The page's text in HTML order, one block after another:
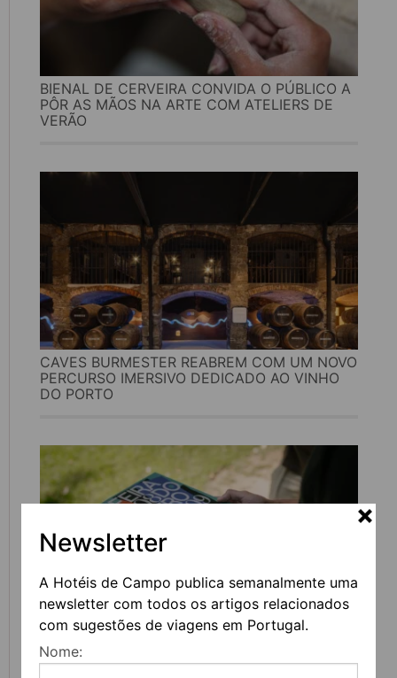
Newsletter
A Hotéis de Campo publica semanalmente uma
newsletter com todos os artigos relacionados
com sugestões de viagens em Portugal.
Nome:
BIENAL DE CERVEIRA CONVIDA O PÚBLICO A
PÔR AS MÃOS NA ARTE COM ATELIERS DE
VERÃO
CAVES BURMESTER REABREM COM UM NOVO
PERCURSO IMERSIVO DEDICADO AO VINHO
DO PORTO
FEIRA DO LIVRO DO PORTO REGRESSA COM
MAIS DE 200 ATIVIDADES DEDICADAS À
LITERATURA, MÚSICA E PENSAMENTO